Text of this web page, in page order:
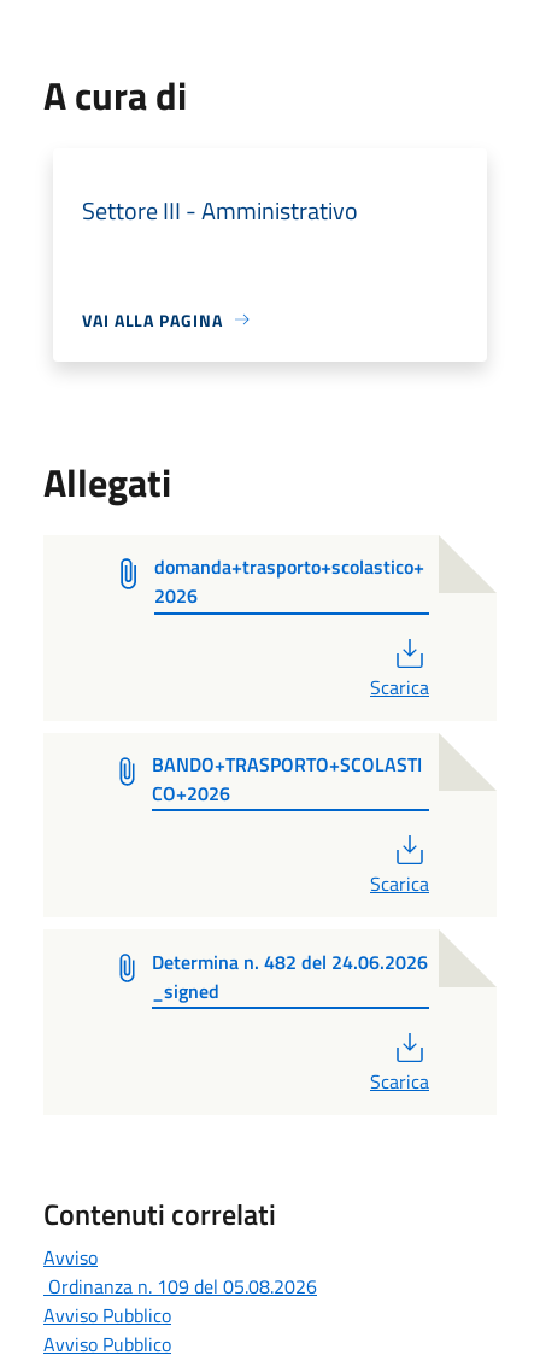
A cura di
Settore III - Amministrativo
VAI ALLA PAGINA
Allegati
domanda+trasporto+scolastico+
2026
Scarica
BANDO+TRASPORTO+SCOLASTI
CO+2026
Scarica
Determina n. 482 del 24.06.2026
_signed
Scarica
Contenuti correlati
Avviso
Ordinanza n. 109 del 05.08.2026
Avviso Pubblico
Avviso Pubblico